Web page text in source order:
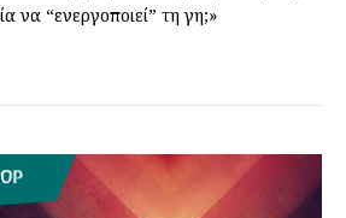
να “ενεργοποιεί” τη γη;»